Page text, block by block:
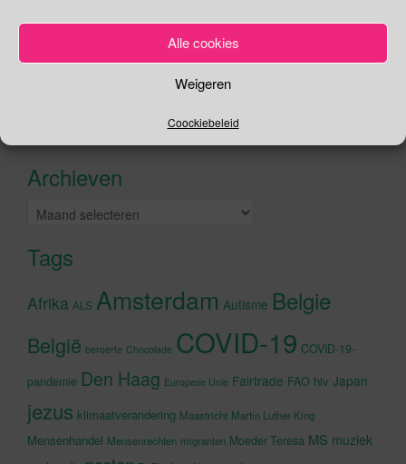
Alle cookies
Weigeren
Coockiebeleid
Recente tweetsKlik om marketing cookies te
Archieven
Archieven
Tags
Afrika ALS Amsterdam Autisme Belgie
België beroerte Chocolade COVID-19 COVID-19-
pandemie Den Haag Europese Unie Fairtrade FAO hiv Japan
jezus klimaatverandering Maastricht Martin Luther King
Mensenhandel Mensenrechten migranten Moeder Teresa MS muziek